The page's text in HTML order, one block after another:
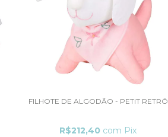
FILHOTE DE ALGODÃO - PETIT RETRÔ
R$212,40 com Pix